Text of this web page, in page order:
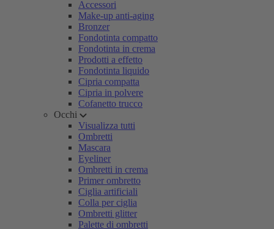
Accessori
Make-up anti-aging
Bronzer
Fondotinta compatto
Fondotinta in crema
Prodotti a effetto
Fondotinta liquido
Cipria compatta
Cipria in polvere
Cofanetto trucco
Occhi
Visualizza tutti
Ombretti
Mascara
Eyeliner
Ombretti in crema
Primer ombretto
Ciglia artificiali
Colla per ciglia
Ombretti glitter
Palette di ombretti